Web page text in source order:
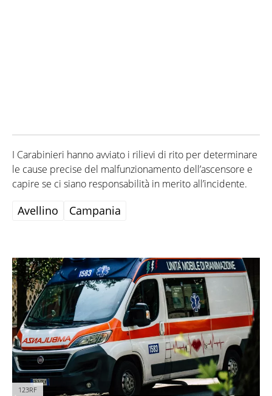
I Carabinieri hanno avviato i rilievi di rito per determinare
le cause precise del malfunzionamento dell’ascensore e
capire se ci siano responsabilità in merito all’incidente.
Avellino Campania
123RF